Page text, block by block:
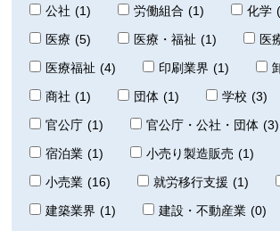
公社 (1) 労働組合 (1) 化学
医療 (5) 医療・福祉 (1) 医
医療福祉 (4) 印刷業界 (1)
商社 (1) 団体 (1) 学校 (3)
官公庁 (1) 官公庁・公社・団体 (3)
宿泊業 (1) 小売り製造販売 (1)
小売業 (16) 就労移行支援 (1)
建築業界 (1) 建設・不動産業 (0)